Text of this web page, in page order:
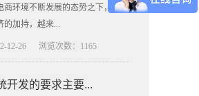
商环境不断发展的态势之下，辅以
的加持，越来...
12-26 浏览次数：1165
开发的要求主要...